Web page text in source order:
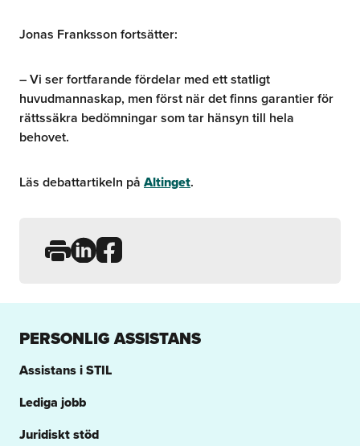
Jonas Franksson fortsätter:
– Vi ser fortfarande fördelar med ett statligt
huvudmannaskap, men först när det finns garantier för
rättssäkra bedömningar som tar hänsyn till hela
behovet.
Läs debattartikeln på Altinget.
Dela sidan på LinkedIn
Dela sidan på Facebook
PERSONLIG ASSISTANS
Assistans i STIL
Lediga jobb
Juridiskt stöd